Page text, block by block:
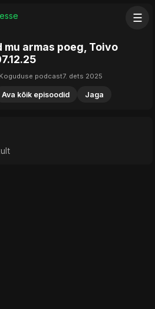
☰
mu armas poeg, Toivo
podcast7. dets 2025
Ava kõik episoodid Jaga